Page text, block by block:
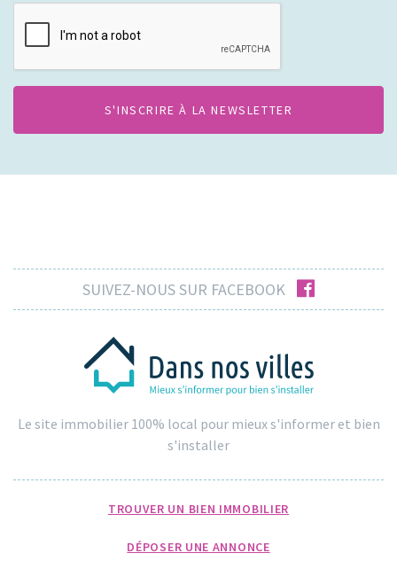
CAPTCHA
SUIVEZ-NOUS SUR FACEBOOK facebook
Le site immobilier 100% local pour mieux s'informer et bien
s'installer
TROUVER UN BIEN IMMOBILIER
DÉPOSER UNE ANNONCE